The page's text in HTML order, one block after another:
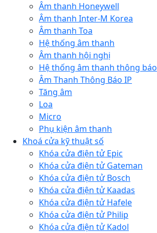
Âm thanh Honeywell
Âm thanh Inter-M Korea
Âm thanh Toa
Hệ thống âm thanh
Âm thanh hội nghị
Hệ thống âm thanh thông báo
Âm Thanh Thông Báo IP
Tăng âm
Loa
Micro
Phụ kiện âm thanh
Khoá cửa kỹ thuật số
Khóa cửa điện tử Epic
Khóa cửa điện tử Gateman
Khóa cửa điện tử Bosch
Khóa cửa điện tử Kaadas
Khóa cửa điện tử Hafele
Khóa cửa điện tử Philip
Khóa cửa điện tử Kadol